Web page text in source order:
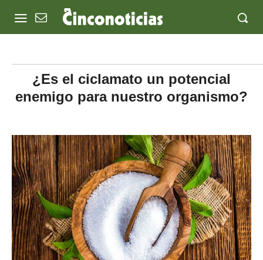
¿Es el ciclamato un potencial
enemigo para nuestro organismo?